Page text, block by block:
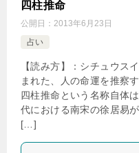
四柱推命
公開日： 2013年6月23日
占い
【読み方】：シチュウス
まれた、人の命運を推察
四柱推命という名称自体
代における南宋の徐居易
[…]